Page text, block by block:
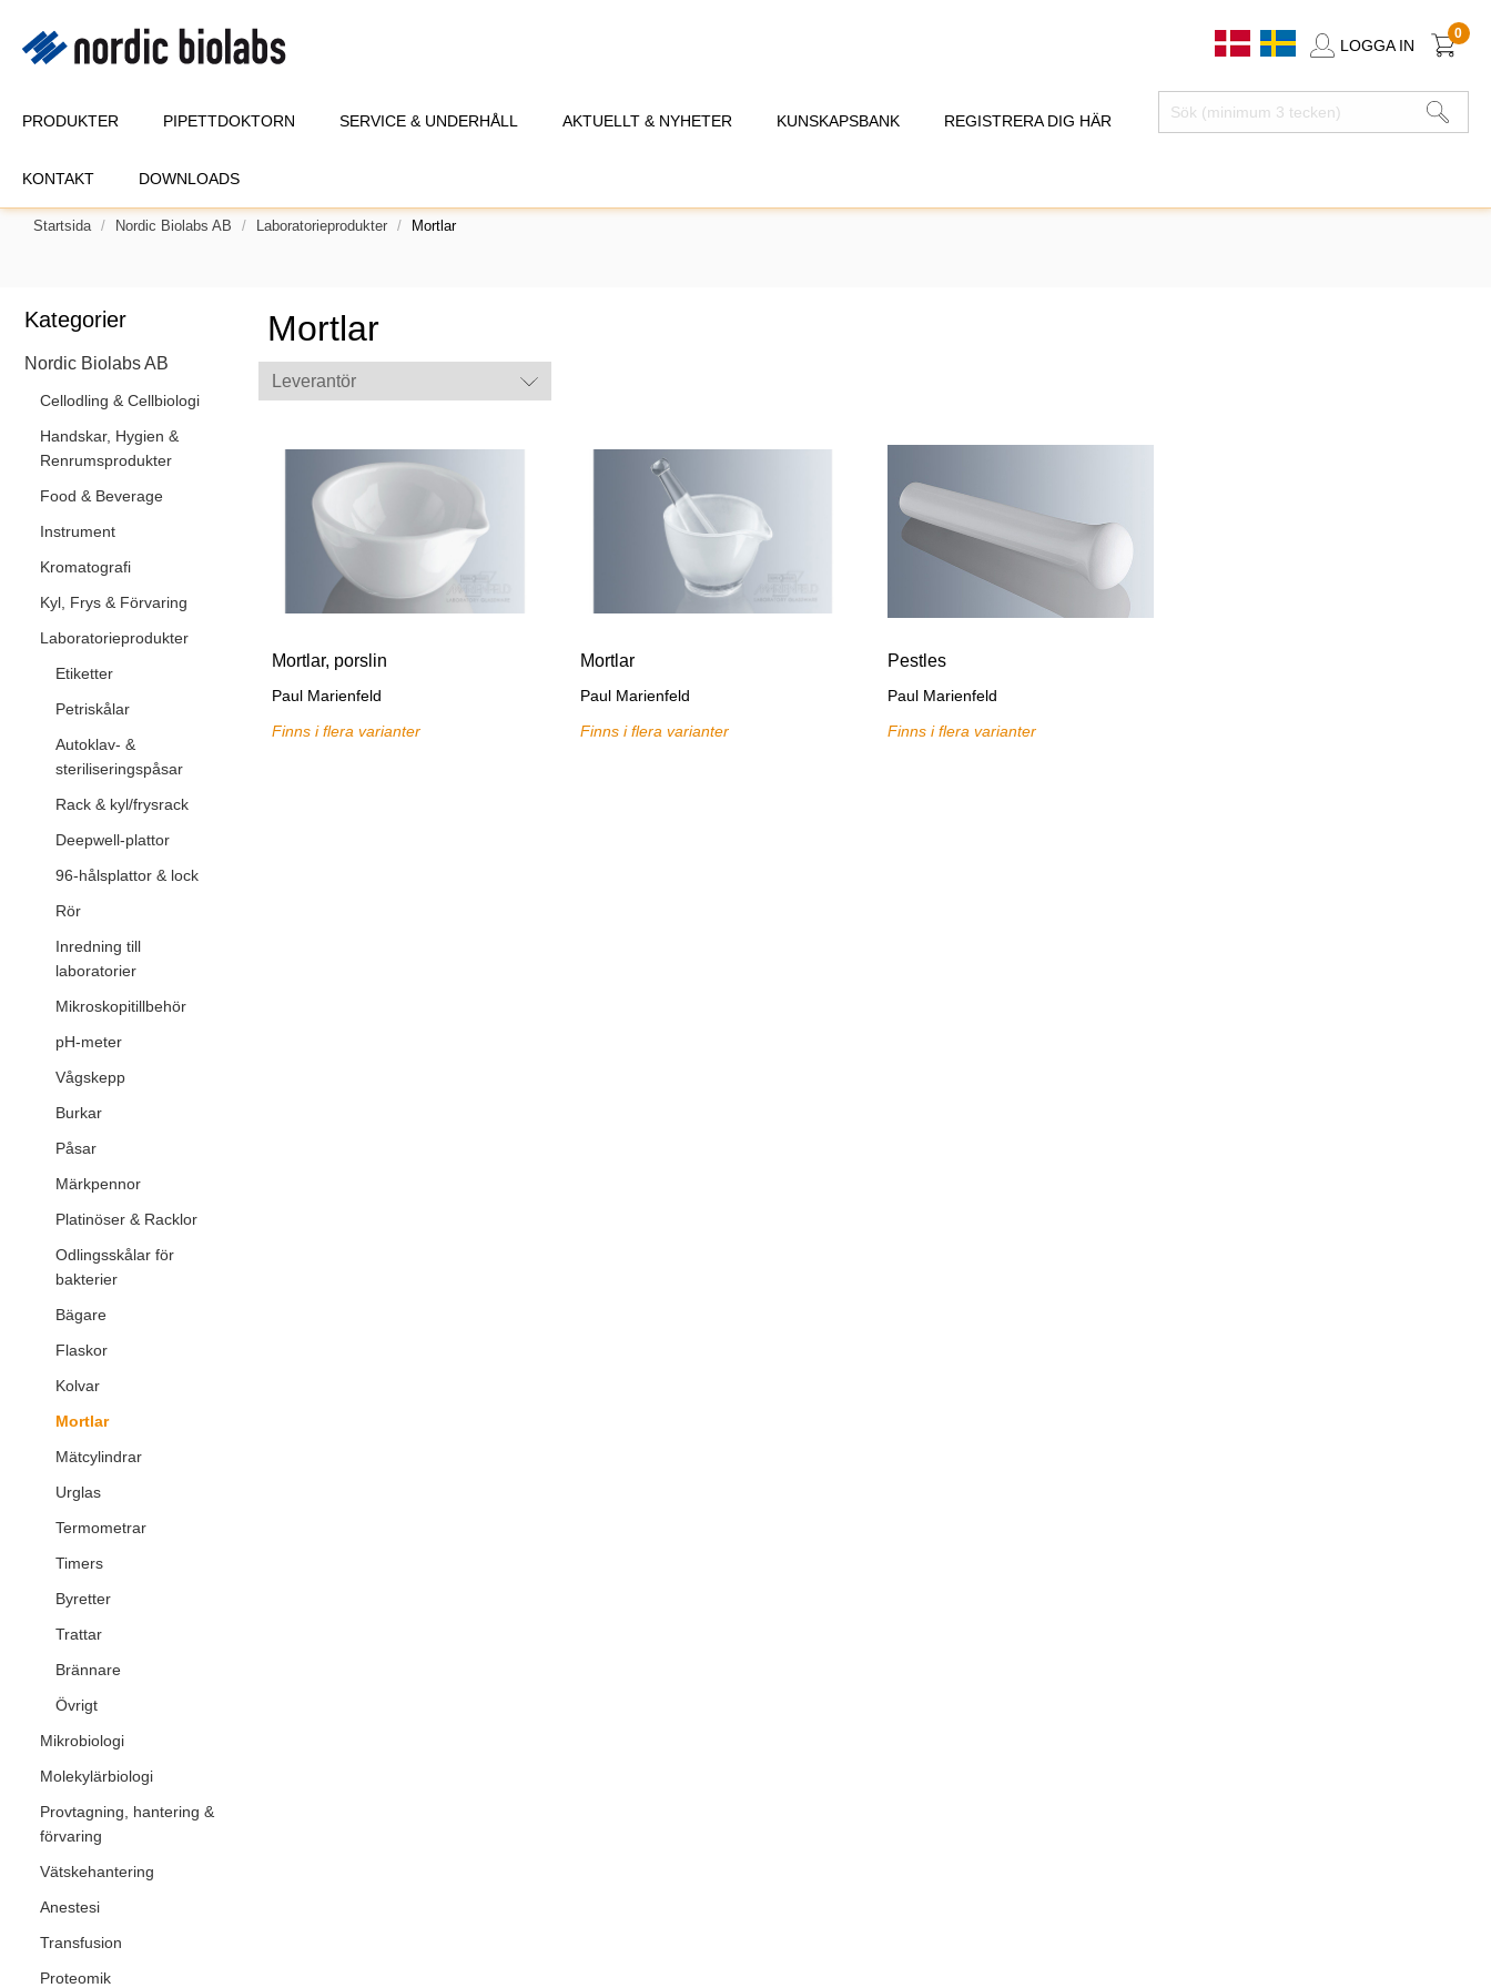
LOGGA IN
0
PRODUKTER PIPETTDOKTORN SERVICE & UNDERHÅLL AKTUELLT & NYHETER KUNSKAPSBANK REGISTRERA DIG HÄR
KONTAKT DOWNLOADS
Startsida Nordic Biolabs AB Laboratorieprodukter Mortlar
Kategorier
Nordic Biolabs AB
Cellodling & Cellbiologi
Handskar, Hygien &
Renrumsprodukter
Food & Beverage
Instrument
Kromatografi
Kyl, Frys & Förvaring
Laboratorieprodukter
Etiketter
Petriskålar
Autoklav- &
steriliseringspåsar
Rack & kyl/frysrack
Deepwell-plattor
96-hålsplattor & lock
Rör
Inredning till
laboratorier
Mikroskopitillbehör
pH-meter
Vågskepp
Burkar
Påsar
Märkpennor
Platinöser & Racklor
Odlingsskålar för
bakterier
Bägare
Flaskor
Kolvar
Mortlar
Mätcylindrar
Urglas
Termometrar
Timers
Byretter
Trattar
Brännare
Övrigt
Mikrobiologi
Molekylärbiologi
Provtagning, hantering &
förvaring
Vätskehantering
Anestesi
Transfusion
Proteomik
Mortlar
Leverantör
Mortlar, porslin
Paul Marienfeld
Finns i flera varianter
Mortlar
Paul Marienfeld
Finns i flera varianter
Pestles
Paul Marienfeld
Finns i flera varianter